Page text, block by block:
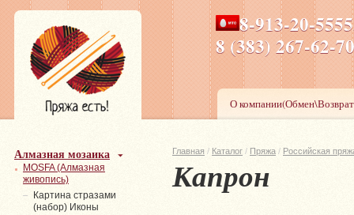
8-913-20-
8 (383) 267-
ПН-ПТ 8-17,СБ-ВС 9-
О
Главная / Каталог / Пряжа / Российская
Капрон
Алмазная мозаика
MOSFA (Алмазная
живопись)
Картина стразами
(набор) Иконы